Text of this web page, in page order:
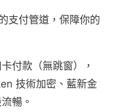
支付管道，保障你的
付款（無跳窗），
技術加密、藍新金
暢。